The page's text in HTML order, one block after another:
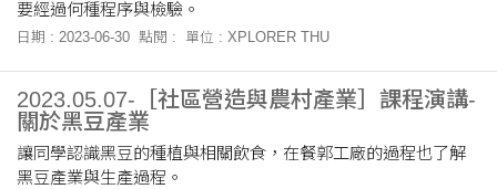
要經過何種程序與檢驗。
日期 : 2023-06-30 點閱 : 單位 : XPLORER THU
2023.05.07-［社區營造與農村產業］課程演講-
關於黑豆產業
讓同學認識黑豆的種植與相關飲食，在餐郭工廠的過程也了解
黑豆產業與生產過程。